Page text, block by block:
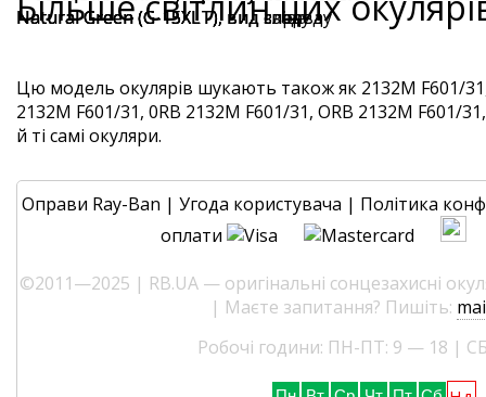
Цю модель окулярів шукають також як 2132M F601/
2132M F601/31, 0RB 2132M F601/31, ORB 2132M F601/
й ті самі окуляри.
Оправи Ray-Ban | Угода користувача | Політика
оплати
©2011—2025 | RB.UA — оригінальні сонцезахисні
| Маєте запитання? Пишіть:
Робочі години: ПН-ПТ: 9 — 18 |